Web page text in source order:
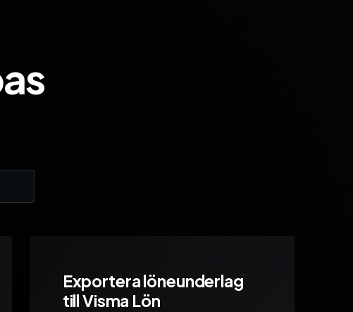
Exportera löneunderlag
till Visma Lön